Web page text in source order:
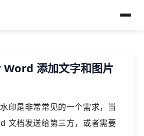
Word 添加文字和图片
印是非常常见的一个需求，当
文档发送给第三方，或者需要